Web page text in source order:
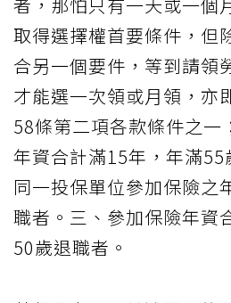
取得選擇權首要條件，但
合另一個要件，等到請領
才能選一次領或月領，亦
58條第二項各款條件之一
年資合計滿15年，年滿
同一投保單位參加保險之
職者。三、參加保險年資
50歲退職者。